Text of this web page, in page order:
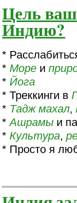
Цель
Индию?
*
* Море и
* Йога
* Треккинги в
* Тадж махал,
*Ашрамы и
* Культура,
* Просто я